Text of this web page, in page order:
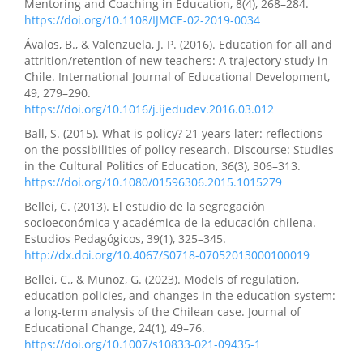
Mentoring and Coaching in Education, 8(4), 268–284.
https://doi.org/10.1108/IJMCE-02-2019-0034
Ávalos, B., & Valenzuela, J. P. (2016). Education for all and
attrition/retention of new teachers: A trajectory study in
Chile. International Journal of Educational Development,
49, 279–290.
https://doi.org/10.1016/j.ijedudev.2016.03.012
Ball, S. (2015). What is policy? 21 years later: reflections
on the possibilities of policy research. Discourse: Studies
in the Cultural Politics of Education, 36(3), 306–313.
https://doi.org/10.1080/01596306.2015.1015279
Bellei, C. (2013). El estudio de la segregación
socioeconómica y académica de la educación chilena.
Estudios Pedagógicos, 39(1), 325–345.
http://dx.doi.org/10.4067/S0718-07052013000100019
Bellei, C., & Munoz, G. (2023). Models of regulation,
education policies, and changes in the education system:
a long-term analysis of the Chilean case. Journal of
Educational Change, 24(1), 49–76.
https://doi.org/10.1007/s10833-021-09435-1